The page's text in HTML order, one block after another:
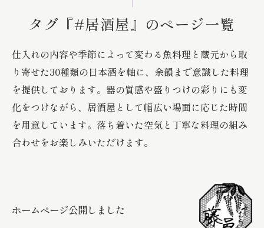
タグ『#居酒屋』のページ一覧
仕入れの内容や季節によって変わる魚料理と蔵元から取
り寄せた30種類の日本酒を軸に、余韻まで意識した料理
を提供しております。器の質感や盛りつけの彩りにも変
化をつけながら、居酒屋として幅広い場面に応じた時間
を用意しています。落ち着いた空気と丁寧な料理の組み
合わせをお楽しみいただけます。
ホームページ公開しました